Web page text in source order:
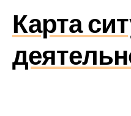
Карта